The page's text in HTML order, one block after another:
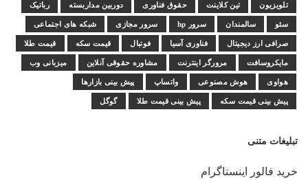
تلویزیون تین کلاینت حقوق فناوری دوربین مداربسته رباتیک
سئو سالمندان سرور hp سرور مجازی شبکه های اجتماعی
صرافی ارز دیجیتال فناوری آسیا فوتبال قیمت سکه قیمت طلا
مایکروسافت مرورگر اینترنت مشاوره حقوقی آنلاین میزبانی وب
هواوی هوش مصنوعی واتساپ پیش بینی بازارها
پیش بینی قیمت سکه پیش بینی قیمت طلا گوگل
تبلیغات متنی
خرید فالور اینستاگرام